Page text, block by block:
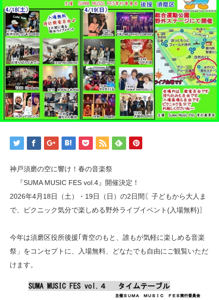
神戸須磨の空に響け！春の音楽祭
『SUMA MUSIC FES vol.4』開催決定！
2026年4月18日（土）・19日（日）の2日間〘子どもから大人ま
で、ピクニック気分で楽しめる野外ライブイベント(入場無料)〗
​今年は須磨区役所後援｢青空のもと、誰もが気軽に楽しめる音楽
祭」をコンセプトに、入場無料、どなたでも自由にご観覧いただ
けます。